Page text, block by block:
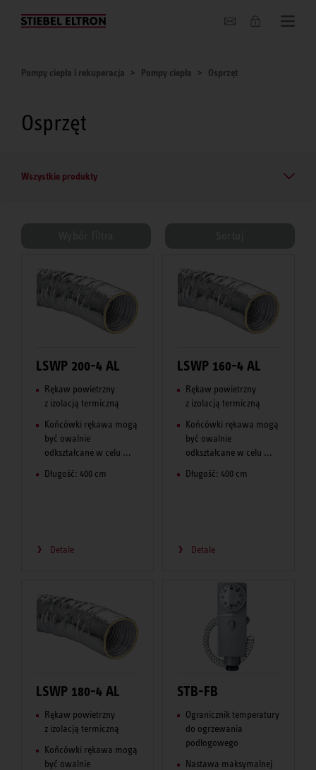
O nas
Pompy ciepła i rekuperacja Pompy ciepła Osprzęt
Osprzęt
Wszystkie produkty
LSWP 200-4 AL
Rękaw powietrzny
z izolacją termiczną
Końcówki rękawa mogą
być owalnie
odkształcane w celu ...
Długość: 400 cm
Detale
LSWP 160-4 AL
Rękaw powietrzny
z izolacją termiczną
Końcówki rękawa mogą
być owalnie
odkształcane w celu ...
Długość: 400 cm
Detale
LSWP 180-4 AL
Rękaw powietrzny
z izolacją termiczną
Końcówki rękawa mogą
być owalnie
STB-FB
Ogranicznik temperatury
do ogrzewania
podłogowego
Nastawa maksymalnej